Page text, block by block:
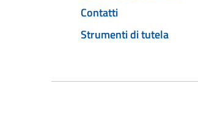
Contatti
Strumenti di tutela